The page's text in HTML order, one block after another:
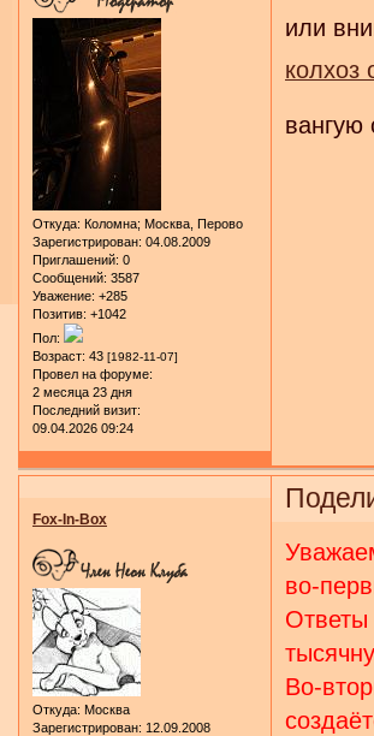
Откуда: Коломна; Москва, Перово
Зарегистрирован: 04.08.2009
Приглашений: 0
Сообщений: 3587
Уважение: +285
Позитив: +1042
Пол:
Возраст: 43 [1982-11-07]
Провел на форуме:
2 месяца 23 дня
Последний визит:
09.04.2026 09:24
или
колхоз
Fox-In-Box
Откуда: Москва
Зарегистрирован: 12.09.2008
во-
Ответы
Во-